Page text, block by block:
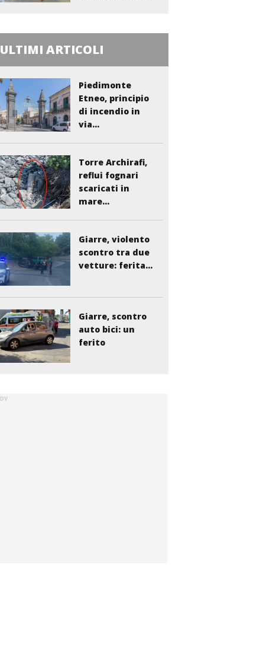
ULTIMI ARTICOLI
Piedimonte
Etneo, principio
di incendio in
via...
Torre Archirafi,
reflui fognari
scaricati in
mare...
Giarre, violento
scontro tra due
vetture: ferita...
Giarre, scontro
auto bici: un
ferito